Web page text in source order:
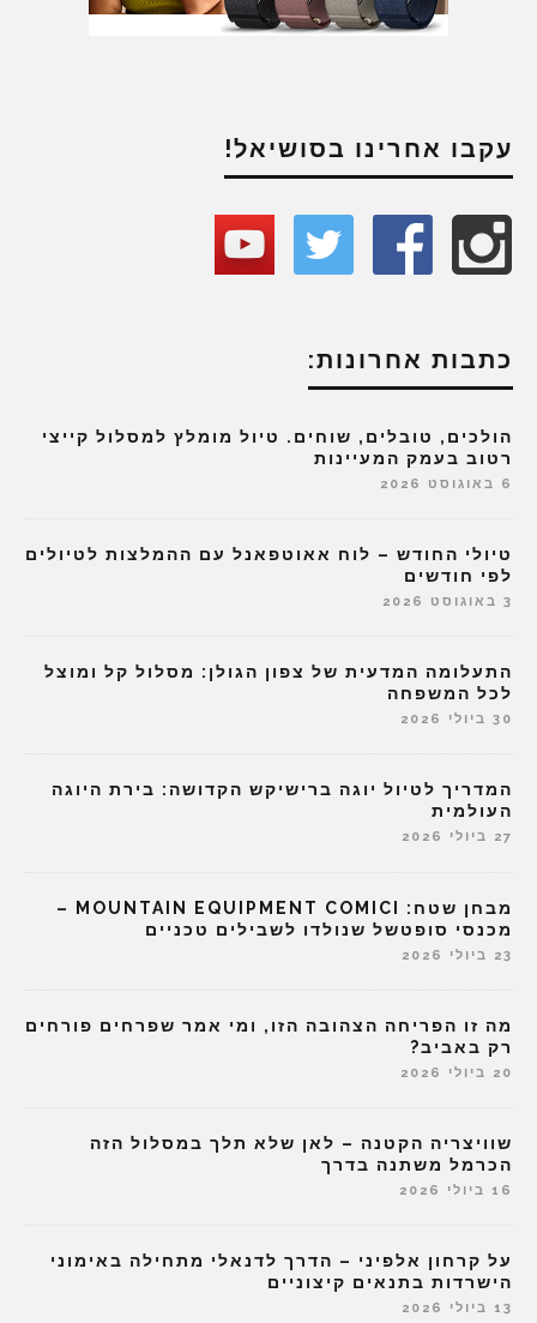
עקבו אחרינו בסושיאל!
כתבות אחרונות:
הולכים, טובלים, שוחים. טיול מומלץ למסלול קייצי
רטוב בעמק המעיינות
6 באוגוסט 2026
טיולי החודש – לוח אאוטפאנל עם ההמלצות לטיולים
לפי חודשים
3 באוגוסט 2026
התעלומה המדעית של צפון הגולן: מסלול קל ומוצל
לכל המשפחה
30 ביולי 2026
המדריך לטיול יוגה ברישיקש הקדושה: בירת היוגה
העולמית
27 ביולי 2026
מבחן שטח: MOUNTAIN EQUIPMENT COMICI –
מכנסי סופטשל שנולדו לשבילים טכניים
23 ביולי 2026
מה זו הפריחה הצהובה הזו, ומי אמר שפרחים פורחים
רק באביב?
20 ביולי 2026
שוויצריה הקטנה – לאן שלא תלך במסלול הזה
הכרמל משתנה בדרך
16 ביולי 2026
על קרחון אלפיני – הדרך לדנאלי מתחילה באימוני
הישרדות בתנאים קיצוניים
13 ביולי 2026